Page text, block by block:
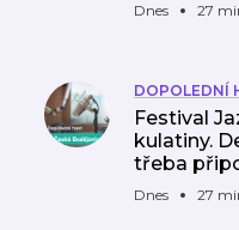
Dnes 27
DOPOLEDNÍ
Festival
kulatiny.
třeba
Dnes 27